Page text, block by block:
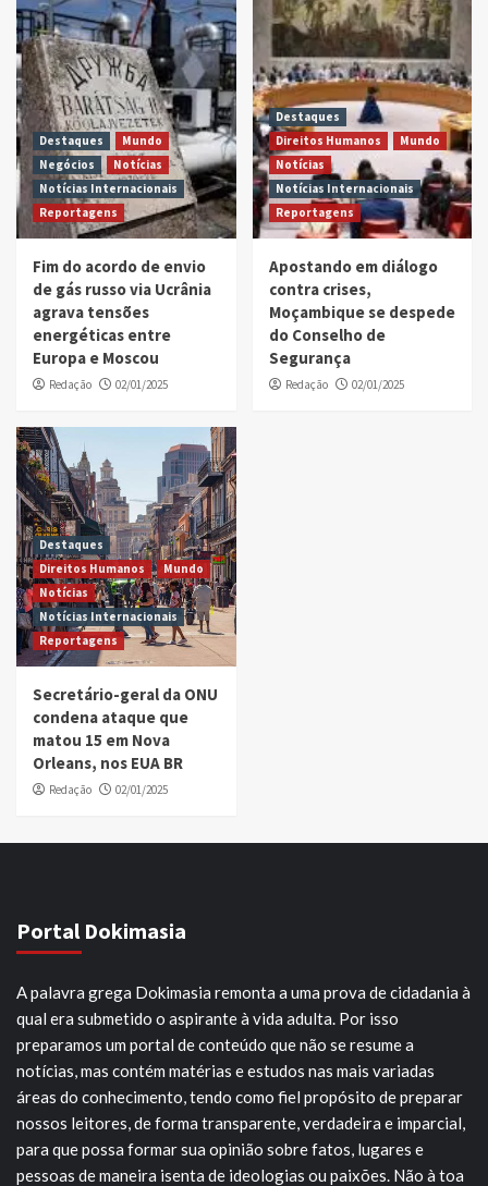
Destaques
Mundo
Negócios
Notícias
Notícias Internacionais
Reportagens
Fim do acordo de envio
de gás russo via Ucrânia
agrava tensões
energéticas entre
Europa e Moscou
Redação 02/01/2025
Destaques
Direitos Humanos
Mundo
Notícias
Notícias Internacionais
Reportagens
Apostando em diálogo
contra crises,
Moçambique se despede
do Conselho de
Segurança
Redação 02/01/2025
Destaques
Direitos Humanos
Mundo
Notícias
Notícias Internacionais
Reportagens
Secretário-geral da ONU
condena ataque que
matou 15 em Nova
Orleans, nos EUA BR
Redação 02/01/2025
Portal Dokimasia
A palavra grega Dokimasia remonta a uma prova de cidadania à
qual era submetido o aspirante à vida adulta. Por isso
preparamos um portal de conteúdo que não se resume a
notícias, mas contém matérias e estudos nas mais variadas
áreas do conhecimento, tendo como fiel propósito de preparar
nossos leitores, de forma transparente, verdadeira e imparcial,
para que possa formar sua opinião sobre fatos, lugares e
pessoas de maneira isenta de ideologias ou paixões. Não à toa